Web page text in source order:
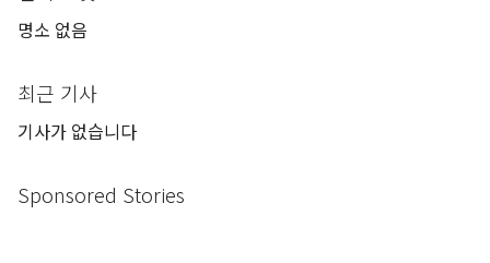
명소 없음
최근 기사
기사가 없습니다
Sponsored Stories